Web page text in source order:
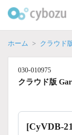
ホーム クラウド
030-010975
クラウド版
[CyVDB-